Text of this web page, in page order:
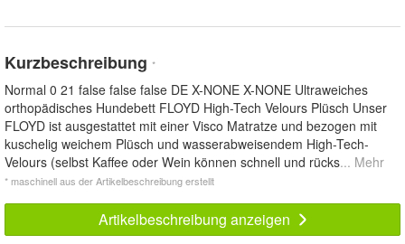
Kurzbeschreibung *
Normal 0 21 false false false DE X-NONE X-NONE Ultraweiches
orthopädisches Hundebett FLOYD High-Tech Velours Plüsch Unser
FLOYD ist ausgestattet mit einer Visco Matratze und bezogen mit
kuschelig weichem Plüsch und wasserabweisendem High-Tech-
Velours (selbst Kaffee oder Wein können schnell und rücks... Mehr
* maschinell aus der Artikelbeschreibung erstellt
Artikelbeschreibung anzeigen